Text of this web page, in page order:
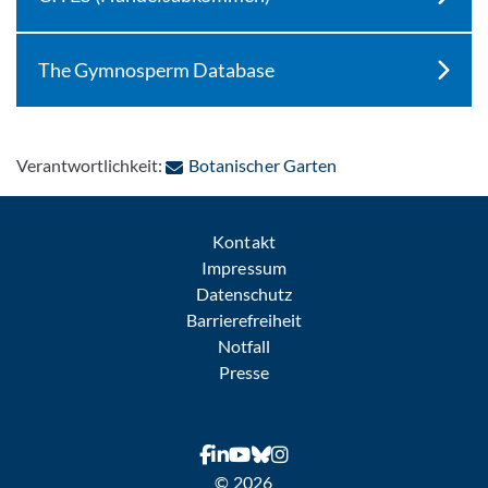
The Gymnosperm Database
Verantwortlichkeit: Botanischer Garten: Per E-Mail
Kontakt
Impressum
Datenschutz
Barrierefreiheit
Notfall
Presse
© 2026